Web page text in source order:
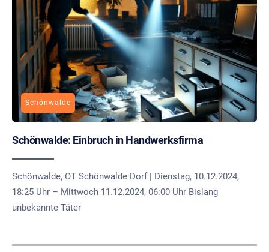
Schönwalde
Schönwalde: Einbruch in Handwerksfirma
Schönwalde, OT Schönwalde Dorf | Dienstag, 10.12.2024,
18:25 Uhr – Mittwoch 11.12.2024, 06:00 Uhr Bislang
unbekannte Täter